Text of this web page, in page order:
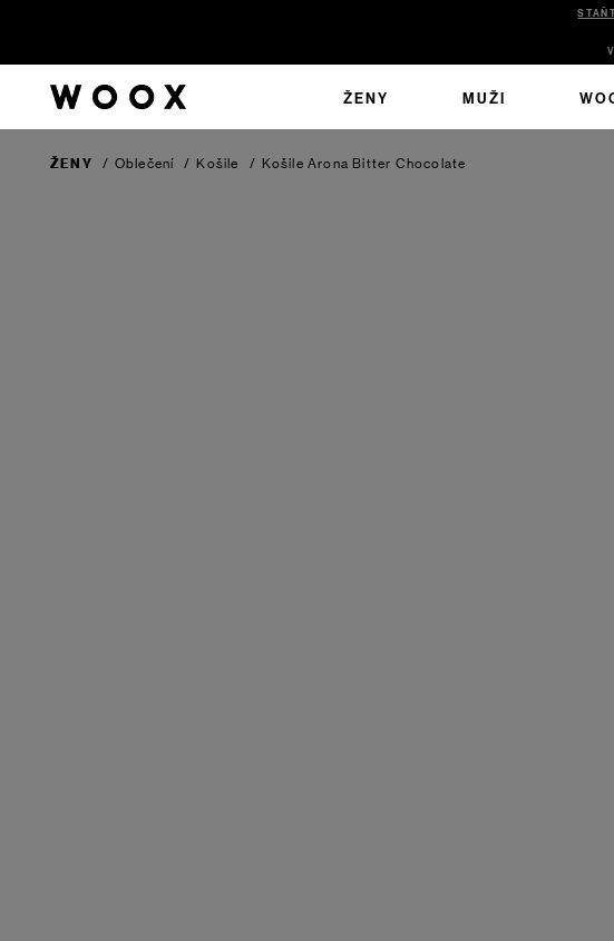
ŽENY MUŽI
ŽENY / Oblečení / Košile / Košile Arona Bitter Chocolate